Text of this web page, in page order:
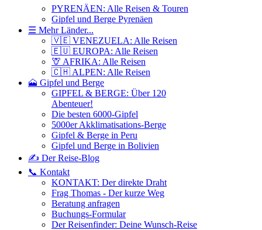
PYRENÄEN: Alle Reisen & Touren
Gipfel und Berge Pyrenäen
☰ Mehr Länder...
🇻🇪 VENEZUELA: Alle Reisen
🇪🇺 EUROPA: Alle Reisen
🦒 AFRIKA: Alle Reisen
🇨🇭 ALPEN: Alle Reisen
🗻 Gipfel und Berge
GIPFEL & BERGE: Über 120
Abenteuer!
Die besten 6000-Gipfel
5000er Akklimatisations-Berge
Gipfel & Berge in Peru
Gipfel und Berge in Bolivien
✍️ Der Reise-Blog
📞 Kontakt
KONTAKT: Der direkte Draht
Frag Thomas - Der kurze Weg
Beratung anfragen
Buchungs-Formular
Der Reisenfinder: Deine Wunsch-Reise